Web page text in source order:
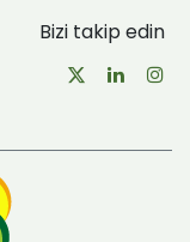
Bizi takip edin